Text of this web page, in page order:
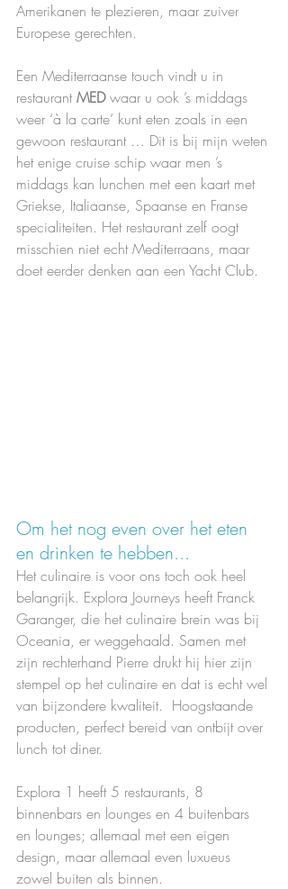
Amerikanen te plezieren, maar zuiver
Europese gerechten.
Een Mediterraanse touch vindt u in
restaurant MED waar u ook ’s middags
weer ‘à la carte’ kunt eten zoals in een
gewoon restaurant … Dit is bij mijn weten
het enige cruise schip waar men ’s
middags kan lunchen met een kaart met
Griekse, Italiaanse, Spaanse en Franse
specialiteiten. Het restaurant zelf oogt
misschien niet echt Mediterraans, maar
doet eerder denken aan een Yacht Club.
Om het nog even over het eten
en drinken te hebben...
Het culinaire is voor ons toch ook heel
belangrijk. Explora Journeys heeft Franck
Garanger, die het culinaire brein was bij
Oceania, er weggehaald. Samen met
zijn rechterhand Pierre drukt hij hier zijn
stempel op het culinaire en dat is echt wel
van bijzondere kwaliteit.  Hoogstaande
producten, perfect bereid van ontbijt over
lunch tot diner.
Explora 1 heeft 5 restaurants, 8
binnenbars en lounges en 4 buitenbars
en lounges; allemaal met een eigen
design, maar allemaal even luxueus
zowel buiten als binnen.